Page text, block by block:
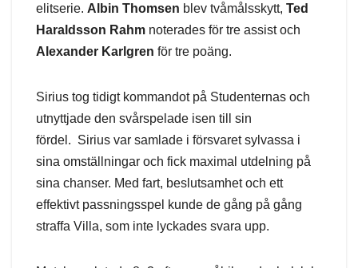
elitserie. Albin Thomsen blev tvåmålsskytt, Ted
Haraldsson Rahm noterades för tre assist och
Alexander Karlgren för tre poäng.
Sirius tog tidigt kommandot på Studenternas och
utnyttjade den svårspelade isen till sin
fördel. Sirius var samlade i försvaret sylvassa i
sina omställningar och fick maximal utdelning på
sina chanser. Med fart, beslutsamhet och ett
effektivt passningsspel kunde de gång på gång
straffa Villa, som inte lyckades svara upp.